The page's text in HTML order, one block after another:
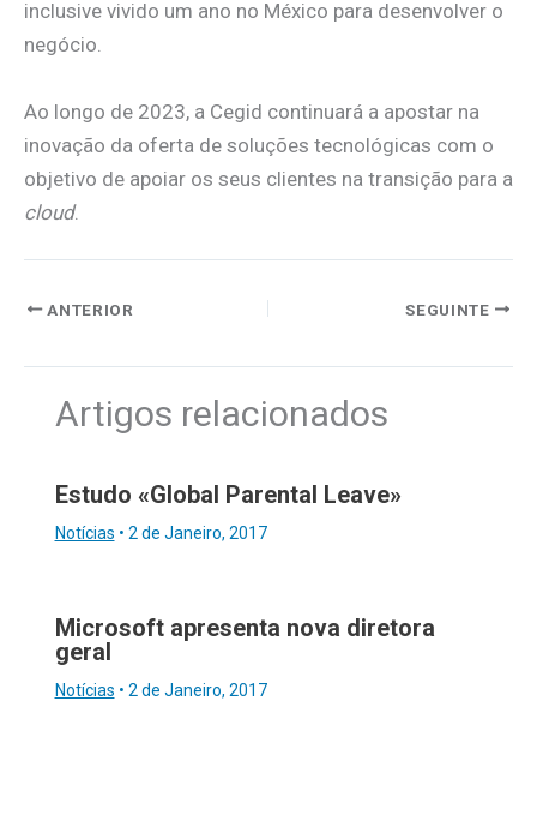
inclusive vivido um ano no México para desenvolver o
negócio.
Ao longo de 2023, a Cegid continuará a apostar na
inovação da oferta de soluções tecnológicas com o
objetivo de apoiar os seus clientes na transição para a
cloud.
ANTERIOR SEGUINTE
Artigos relacionados
Estudo «Global Parental Leave»
Notícias • 2 de Janeiro, 2017
Microsoft apresenta nova diretora
geral
Notícias • 2 de Janeiro, 2017